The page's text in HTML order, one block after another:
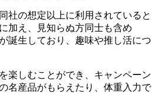
社の想定以上に利用されていると
加え、見知らぬ方同士も含め
誕生しており、趣味や推し活につ
楽しむことができ、キャンペーン
名産品がもらえたり、体重入力で